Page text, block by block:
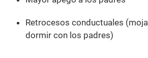
Retrocesos conductuales
dormir con los padres)